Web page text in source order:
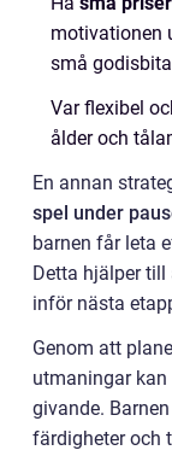
motivationen
små
Var flexibel
ålder och
En annan
spel under
barnen får leta
Detta hjälper
inför nästa
Genom att
utmaningar
givande.
färdigheter och